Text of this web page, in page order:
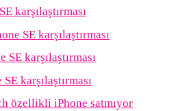
karşılaştırması
SE karşılaştırması
karşılaştırması
karşılaştırması
özellikli iPhone satmıyor